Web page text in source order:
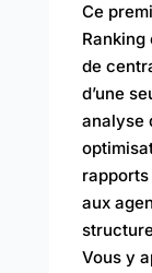
Ce
Ranking
de
d’une
analyse
aux
Vous y